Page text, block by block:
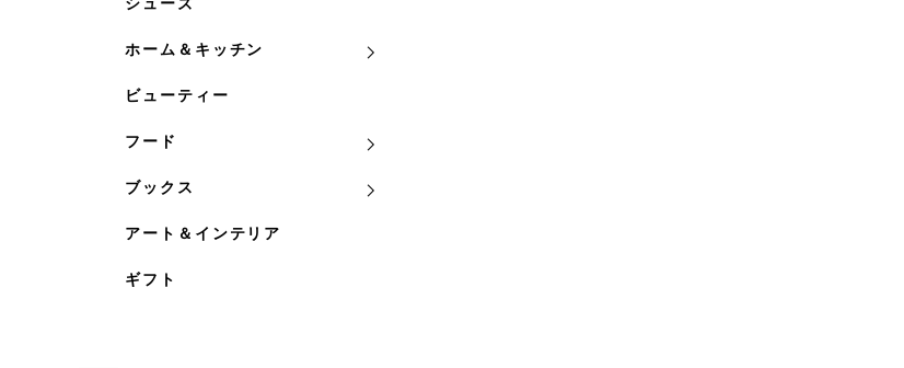
シューズ
ホーム＆キッチン
ビューティー
フード
ブックス
アート＆インテリア
ギフト